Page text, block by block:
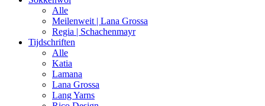
Alle
Meilenweit | Lana Grossa
Regia | Schachenmayr
Tijdschriften
Alle
Katia
Lamana
Lana Grossa
Lang Yarns